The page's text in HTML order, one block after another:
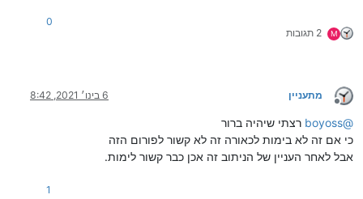
M 2 תגובות
0
מנותק
מתעניין 6 בינו׳ 2021, 8:42
@
boyoss רצתי שיהיה ברור
כי אם זה לא בימות לכאורה זה לא קשור לפורום הזה
אבל לאחר העניין של הניתוב זה אכן כבר קשור לימות.
1